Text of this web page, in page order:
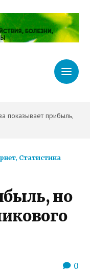
показывает прибыль,
, Статистика
но
0